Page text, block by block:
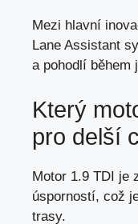
Mezi hlavní
Lane Assistant
a pohodlí během
Který
pro delší
Motor 1.9 TDI je
úsporností, což
trasy.